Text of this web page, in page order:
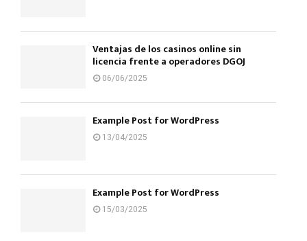
Ventajas de los casinos online sin
licencia frente a operadores DGOJ
06/06/2025
Example Post for WordPress
13/04/2025
Example Post for WordPress
15/03/2025